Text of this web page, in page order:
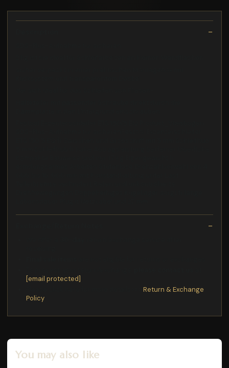
[email protected]
Return & Exchange
Policy
You may also like